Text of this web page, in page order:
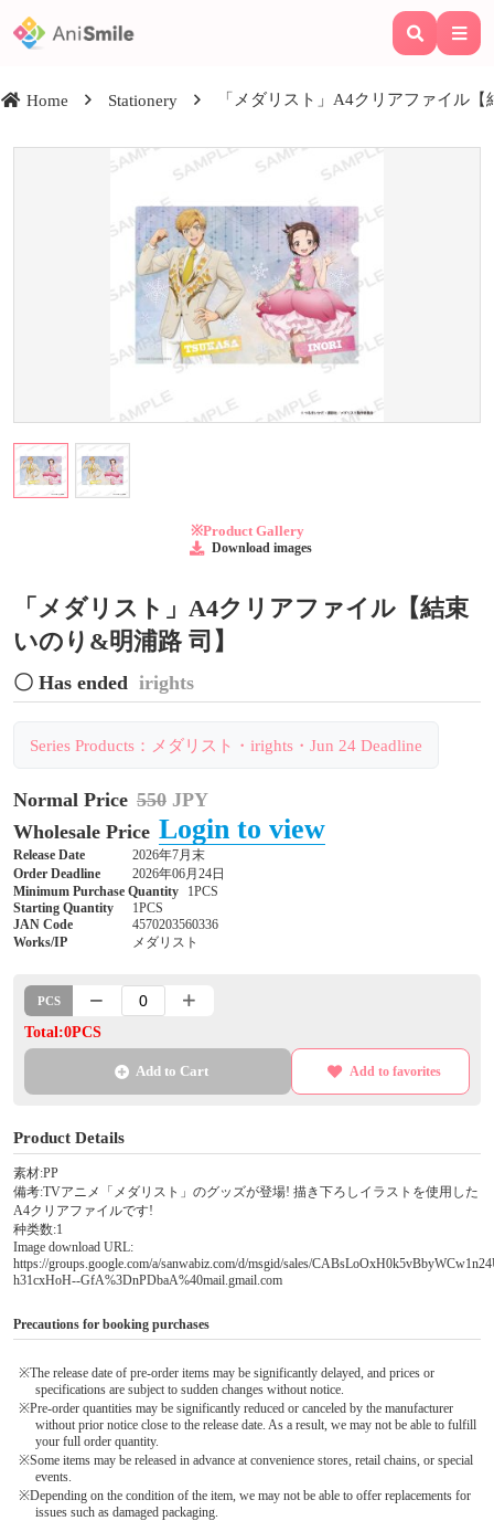
Home Stationery 「メダリスト」A4クリアファイル
※Product Gallery
Download images
「メダリスト」A4クリアファイル【結束
いのり&明浦路 司】
〇 Has ended irights
Series Products：メダリスト・irights・Jun 24 Deadline
Normal Price 550 JPY
Wholesale Price Login to view
Release Date
2026年7月末
Order Deadline
2026年06月24日
Minimum Purchase Quantity
1PCS
Starting Quantity
1PCS
JAN Code
4570203560336
Works/IP
メダリスト
PCS
Total:0PCS
Add to Cart Add to favorites
Product Details
素材:PP
備考:TVアニメ「メダリスト」のグッズが登場! 描き下ろしイラストを使用した
A4クリアファイルです!
种类数:1
Image download URL:
https://groups.google.com/a/sanwabiz.com/d/msgid/sales/
h31cxHoH--GfA%3DnPDbaA%40mail.gmail.com
Precautions for booking purchases
※The release date of pre-order items may be significantly delayed, and prices or
specifications are subject to sudden changes without notice.
※Pre-order quantities may be significantly reduced or canceled by the manufacturer
without prior notice close to the release date. As a result, we may not be able to fulfill
your full order quantity.
※Some items may be released in advance at convenience stores, retail chains, or special
events.
※Depending on the condition of the item, we may not be able to offer replacements for
issues such as damaged packaging.